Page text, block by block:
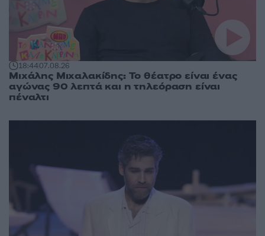
18:4407.08.26
Μιχάλης Μιχαλακίδης: Το θέατρο είναι ένας
αγώνας 90 λεπτά και η τηλεόραση είναι
πέναλτι